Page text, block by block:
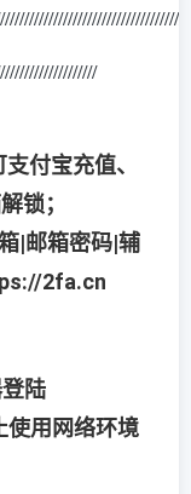
///////////////////
付宝充值、
锁；
|邮箱密码|辅
2fa.cn
陆
使用网络环境